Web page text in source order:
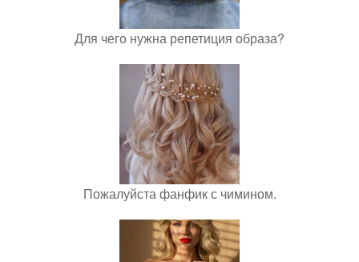
Для чего нужна репетиция образа?
Пожалуйста фанфик с чимином.